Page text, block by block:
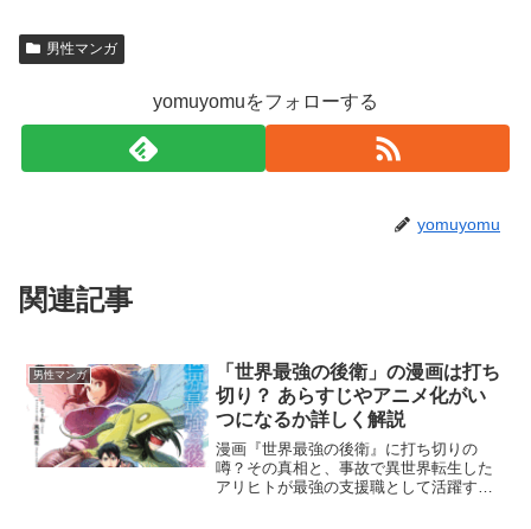
男性マンガ
yomuyomuをフォローする
yomuyomu
関連記事
男性マンガ
「世界最強の後衛」の漫画は打ち
切り？ あらすじやアニメ化がい
つになるか詳しく解説
漫画『世界最強の後衛』に打ち切りの
噂？その真相と、事故で異世界転生した
アリヒトが最強の支援職として活躍する